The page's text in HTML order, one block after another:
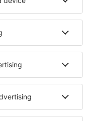
di Camposampiero